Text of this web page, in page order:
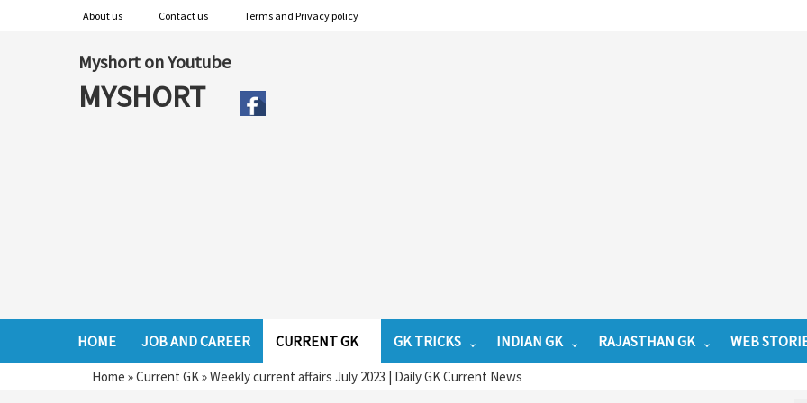
About us Contact us Terms and Privacy policy
Myshort on Youtube
MYSHORT
HOME JOB AND CAREER CURRENT GK GK TRICKS INDIAN GK RAJASTHAN GK WEB
Home »Current GK»Weekly current affairs July 2023 | Daily GK Current News